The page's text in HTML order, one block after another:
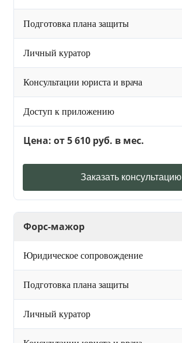
Подготовка плана защиты
Личный куратор
Консультации юриста и врача
Доступ к приложению
Цена: от 5 610 руб. в мес.
Заказать консультацию
Форс-мажор
Юридическое сопровождение
Подготовка плана защиты
Личный куратор